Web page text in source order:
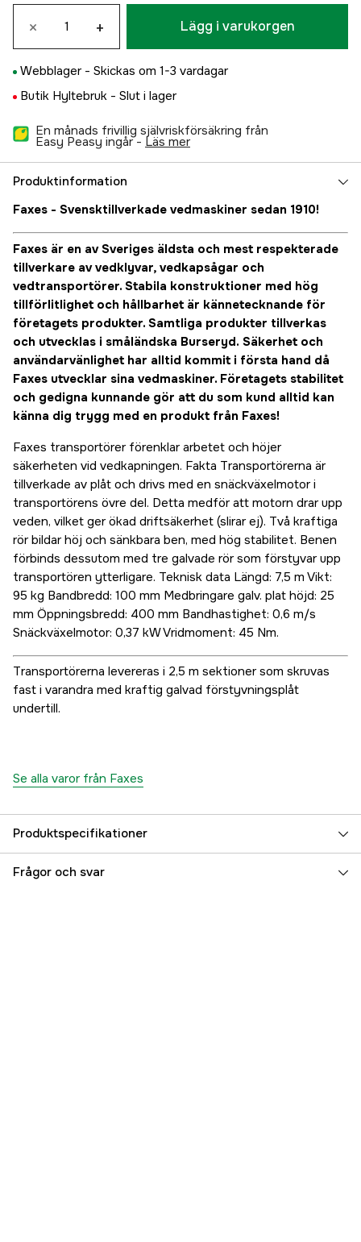
× + Lägg i varukorgen
Webblager - Skickas om 1-3 vardagar
Butik Hyltebruk - Slut i lager
En månads frivillig självriskförsäkring från
Easy Peasy ingår - läs mer
Produktinformation
Faxes - Svensktillverkade vedmaskiner sedan 1910!
Faxes är en av Sveriges äldsta och mest respekterade
tillverkare av vedklyvar, vedkapsågar och
vedtransportörer. Stabila konstruktioner med hög
tillförlitlighet och hållbarhet är kännetecknande för
företagets produkter. Samtliga produkter tillverkas
och utvecklas i småländska Burseryd. Säkerhet och
användarvänlighet har alltid kommit i första hand då
Faxes utvecklar sina vedmaskiner. Företagets stabilitet
och gedigna kunnande gör att du som kund alltid kan
känna dig trygg med en produkt från Faxes!
Faxes transportörer förenklar arbetet och höjer
säkerheten vid vedkapningen. Fakta Transportörerna är
tillverkade av plåt och drivs med en snäckväxelmotor i
transportörens övre del. Detta medför att motorn drar upp
veden, vilket ger ökad driftsäkerhet (slirar ej). Två kraftiga
rör bildar höj och sänkbara ben, med hög stabilitet. Benen
förbinds dessutom med tre galvade rör som förstyvar upp
transportören ytterligare. Teknisk data Längd: 7,5 m Vikt:
95 kg Bandbredd: 100 mm Medbringare galv. plat höjd: 25
mm Öppningsbredd: 400 mm Bandhastighet: 0,6 m/s
Snäckväxelmotor: 0,37 kW Vridmoment: 45 Nm.
Transportörerna levereras i 2,5 m sektioner som skruvas
fast i varandra med kraftig galvad förstyvningsplåt
undertill.
Se alla varor från Faxes
Produktspecifikationer
Drivkälla El 400V
Frågor och svar